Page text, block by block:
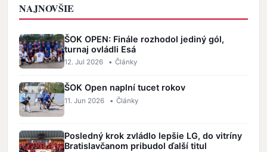
NAJNOVŠIE
ŠOK OPEN: Finále rozhodol jediný gól,
turnaj ovládli Esá
12. Jul 2026 • Články
ŠOK Open naplní tucet rokov
11. Jun 2026 • Články
Posledný krok zvládlo lepšie LG, do vitríny
Bratislavčanom pribudol ďalší titul